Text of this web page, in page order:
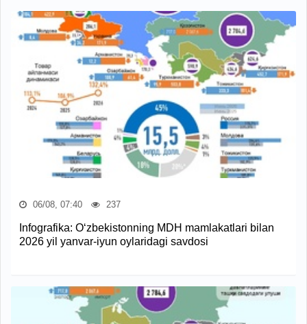
06/08, 07:40 237
Infografika: O‘zbekistonning MDH mamlakatlari bilan
2026 yil yanvar-iyun oylaridagi savdosi